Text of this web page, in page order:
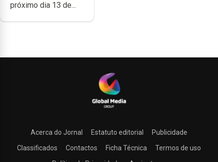
próximo dia 13 de...
Acerca do Jornal Estatuto editorial
Publicidade
Classificados
Contactos Ficha Técnica
Termos de uso